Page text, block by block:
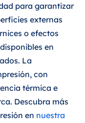
para garantizar
externas
o efectos
en
La
con
térmica e
Descubra más
en nuestra